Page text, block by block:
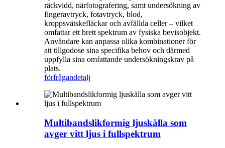
räckvidd, närfotografering, samt undersökning av
fingeravtryck, fotavtryck, blod,
kroppsvätskefläckar och avfällda celler – vilket
omfattar ett brett spektrum av fysiska bevisobjekt.
Användare kan anpassa olika kombinationer för
att tillgodose sina specifika behov och därmed
uppfylla sina omfattande undersökningskrav på
plats.
förfrågandetalj
Multibandslikformig ljuskälla som
avger vitt ljus i fullspektrum